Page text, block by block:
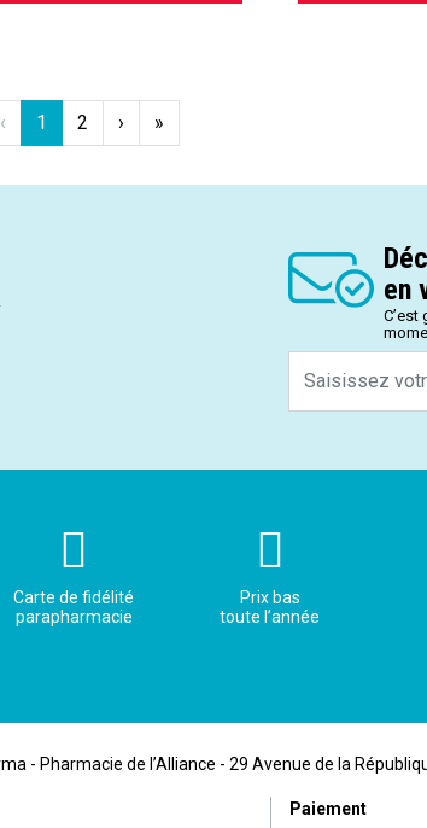
‹ 1 2 › »
en
Carte de fidélité
parapharmacie
Prix bas
toute l’année
- Pharmacie de l’Alliance - 29 Avenue de la
Paiement